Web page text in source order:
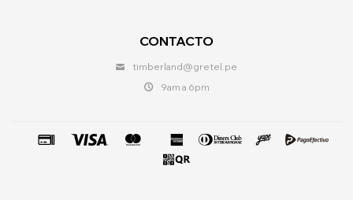
CONTACTO
timberland@gretel.pe
9am a 6pm